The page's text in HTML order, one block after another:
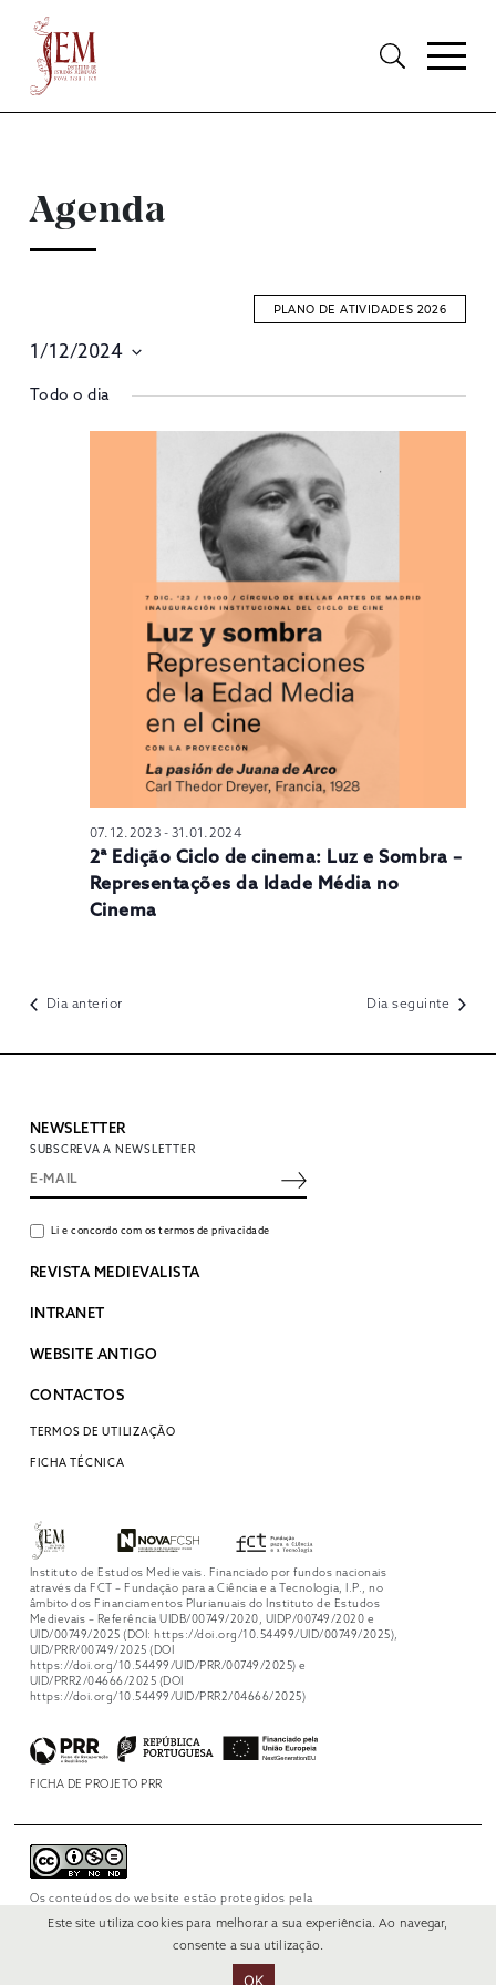
Agenda
PLANO DE ATIVIDADES 2026
1/12/2024
data
Todo o dia
07.12.2023- 31.01.2024
2ª Edição Ciclo de cinema: Luz e Sombra –
Representações da Idade Média no
Cinema
Dia anterior Dia seguinte
NEWSLETTER
SUBSCREVA A NEWSLETTER
Li e concordo com os termos de privacidade
REVISTA MEDIEVALISTA
INTRANET
WEBSITE ANTIGO
CONTACTOS
TERMOS DE UTILIZAÇÃO
FICHA TÉCNICA
Instituto de Estudos Medievais. Financiado por fundos nacionais
através da FCT – Fundação para a Ciência e a Tecnologia, I.P., no
âmbito dos Financiamentos Plurianuais do Instituto de Estudos
Medievais – Referência UIDB/00749/2020, UIDP/00749/2020 e
UID/00749/2025 (DOI: https://doi.org/10.54499/UID/00749/2025),
UID/PRR/00749/2025 (DOI
https://doi.org/10.54499/UID/PRR/00749/2025) e
UID/PRR2/04666/2025 (DOI
https://doi.org/10.54499/UID/PRR2/04666/2025)
FICHA DE PROJETO PRR
Os conteúdos do website estão protegidos pela
NonCommercial-NoDerivs 4.0 International.
Este site utiliza cookies para melhorar a sua experiência. Ao navegar,
consente a sua utilização.
OK